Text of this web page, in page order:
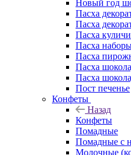
Новый год
Пасха
Пасха
Пасха куличи
Пасха
Пасха
Пасха
Пасха
Пост печенье
Конфеты
Назад
Конфеты
Помадные
Помадные с
Молочные